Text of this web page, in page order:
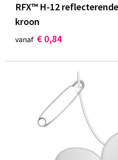
RFX™ H-12
kroon
vanaf € 0,84